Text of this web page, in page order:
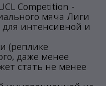
Competition -
мяча Лиги
интенсивной и
(реплике
даже менее
стать не менее